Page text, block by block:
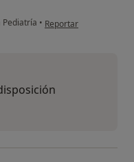
Pediatría • en opinión del usuario
Reportar